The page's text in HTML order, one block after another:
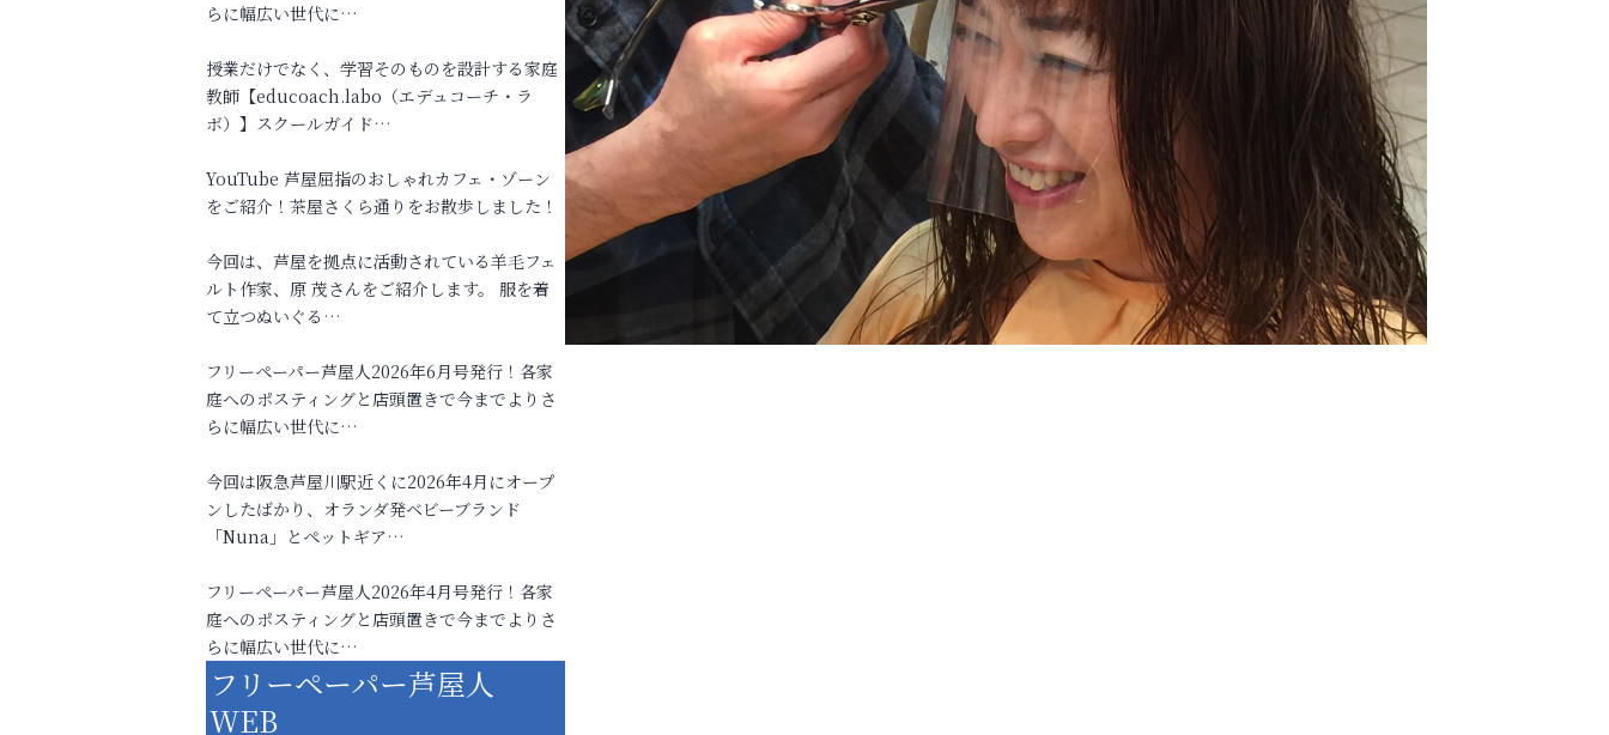
らに幅広い世代に…
授業だけでなく、学習そのものを設計する家庭
教師【educoach.labo（エデュコーチ・ラ
ボ）】スクールガイド…
YouTube 芦屋屈指のおしゃれカフェ・ゾーン
をご紹介！茶屋さくら通りをお散歩しました！
今回は、芦屋を拠点に活動されている羊毛フェ
ルト作家、原 茂さんをご紹介します。 服を着
て立つぬいぐる…
フリーペーパー芦屋人2026年6月号発行！各家
庭へのポスティングと店頭置きで今までよりさ
らに幅広い世代に…
今回は阪急芦屋川駅近くに2026年4月にオープ
ンしたばかり、オランダ発ベビーブランド
「Nuna」とペットギア…
フリーペーパー芦屋人2026年4月号発行！各家
庭へのポスティングと店頭置きで今までよりさ
らに幅広い世代に…
フリーペーパー芦屋人
WEB